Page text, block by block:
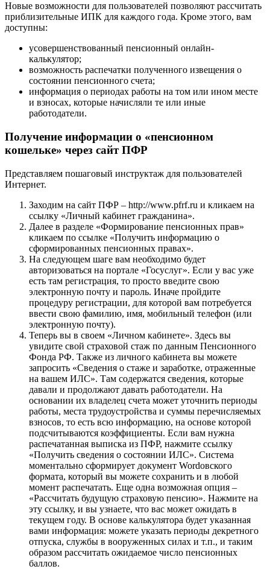
Новые возможности для пользователей позволяют рассчитать
приблизительные ИПК для каждого года. Кроме этого, вам
доступны:
усовершенствованный пенсионный онлайн-
калькулятор;
возможность распечатки полученного извещения о
состоянии пенсионного счета;
информация о периодах работы на том или ином месте
и взносах, которые начисляли те или иные
работодатели.
Получение информации о «пенсионном
кошельке» через сайт ПФР
Представляем пошаговый инструктаж для пользователей
Интернет.
Заходим на сайт ПФР – http://www.pfrf.ru и кликаем на
ссылку «Личный кабинет гражданина».
Далее в разделе «Формирование пенсионных прав»
кликаем по ссылке «Получить информацию о
сформированных пенсионных правах».
На следующем шаге вам необходимо будет
авторизоваться на портале «Госуслуг». Если у вас уже
есть там регистрация, то просто введите свою
электронную почту и пароль. Иначе пройдите
процедуру регистрации, для которой вам потребуется
ввести свою фамилию, имя, мобильный телефон (или
электронную почту).
Теперь вы в своем «Личном кабинете». Здесь вы
увидите свой страховой стаж по данным Пенсионного
Фонда РФ. Также из личного кабинета вы можете
запросить «Сведения о стаже и заработке, отраженные
на вашем ИЛС». Там содержатся сведения, которые
давали и продолжают давать работодатели. На
основании их владелец счета может уточнить периоды
работы, места трудоустройства и суммы перечисляемых
взносов, то есть всю информацию, на основе которой
подсчитываются коэффициенты. Если вам нужна
распечатанная выписка из ПФР, нажмите ссылку
«Получить сведения о состоянии ИЛС». Система
моментально сформирует документ Wordовского
формата, который вы можете сохранить и в любой
момент распечатать. Еще одна возможная опция –
«Рассчитать будущую страховую пенсию». Нажмите на
эту ссылку, и вы узнаете, что вас может ожидать в
текущем году. В основе калькулятора будет указанная
вами информация: можете указать периоды декретного
отпуска, службы в вооруженных силах и т.п., и таким
образом рассчитать ожидаемое число пенсионных
баллов.